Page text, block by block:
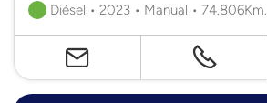
Diésel • 2023 • Manual • 74.806Km.